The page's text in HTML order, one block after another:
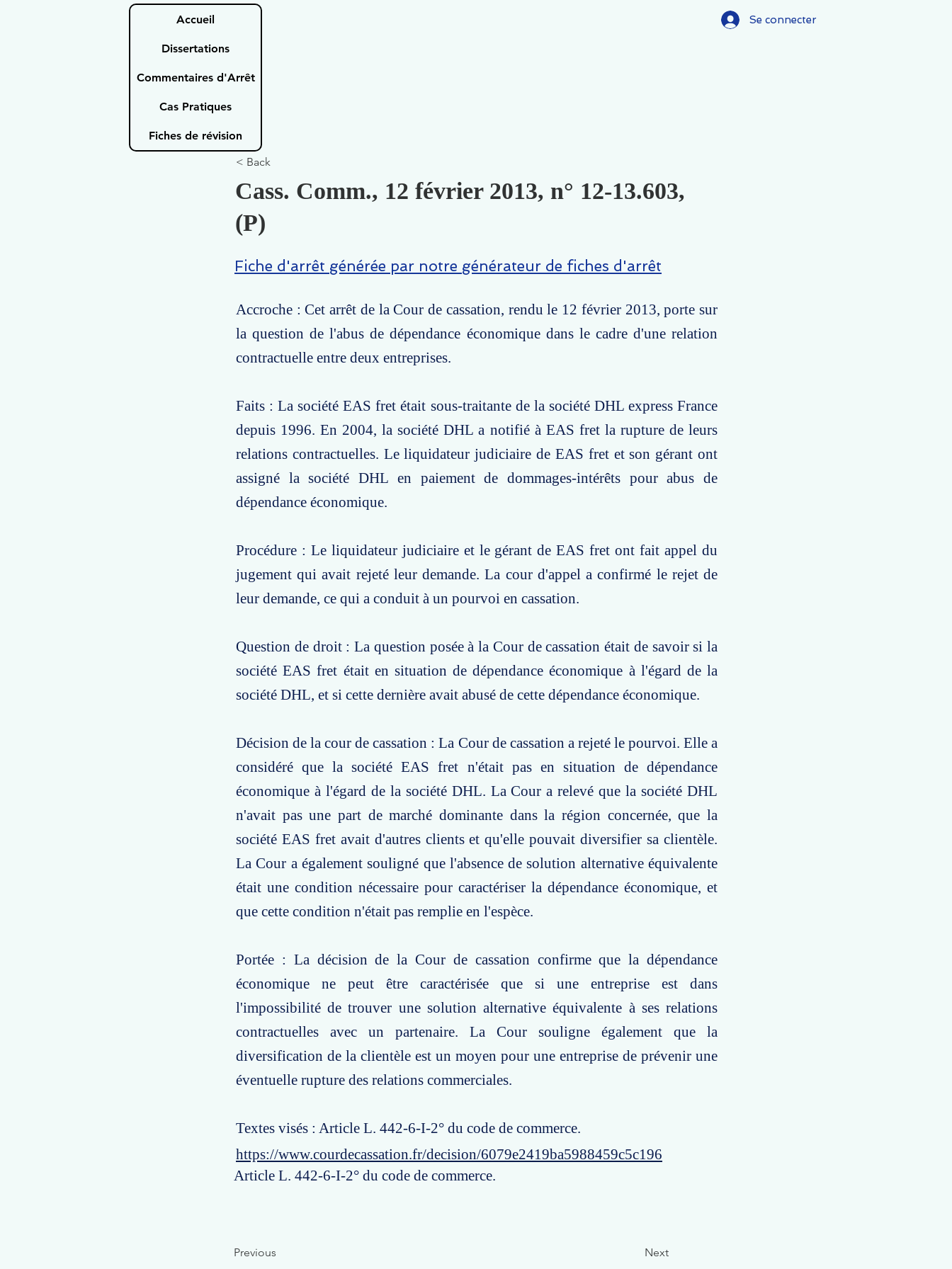
Accueil
Dissertations
Commentaires d'Arrêt
Cas Pratiques
Fiches de révision
Se connecter
< Back
Cass. Comm., 12 février 2013, n° 12-13.603,
(P)
Fiche d'arrêt générée par notre générateur de fiches d'arrêt
Accroche : Cet arrêt de la Cour de cassation, rendu le 12 février 2013, porte sur
la question de l'abus de dépendance économique dans le cadre d'une relation
contractuelle entre deux entreprises.
Faits : La société EAS fret était sous-traitante de la société DHL express France
depuis 1996. En 2004, la société DHL a notifié à EAS fret la rupture de leurs
relations contractuelles. Le liquidateur judiciaire de EAS fret et son gérant ont
assigné la société DHL en paiement de dommages-intérêts pour abus de
dépendance économique.
Procédure : Le liquidateur judiciaire et le gérant de EAS fret ont fait appel du
jugement qui avait rejeté leur demande. La cour d'appel a confirmé le rejet de
leur demande, ce qui a conduit à un pourvoi en cassation.
Question de droit : La question posée à la Cour de cassation était de savoir si la
société EAS fret était en situation de dépendance économique à l'égard de la
société DHL, et si cette dernière avait abusé de cette dépendance économique.
Décision de la cour de cassation : La Cour de cassation a rejeté le pourvoi. Elle a
considéré que la société EAS fret n'était pas en situation de dépendance
économique à l'égard de la société DHL. La Cour a relevé que la société DHL
n'avait pas une part de marché dominante dans la région concernée, que la
société EAS fret avait d'autres clients et qu'elle pouvait diversifier sa clientèle.
La Cour a également souligné que l'absence de solution alternative équivalente
était une condition nécessaire pour caractériser la dépendance économique, et
que cette condition n'était pas remplie en l'espèce.
Portée : La décision de la Cour de cassation confirme que la dépendance
économique ne peut être caractérisée que si une entreprise est dans
l'impossibilité de trouver une solution alternative équivalente à ses relations
contractuelles avec un partenaire. La Cour souligne également que la
diversification de la clientèle est un moyen pour une entreprise de prévenir une
éventuelle rupture des relations commerciales.
Textes visés : Article L. 442-6-I-2° du code de commerce.
https://www.courdecassation.fr/decision/6079e2419ba5988459c5c196
Article L. 442-6-I-2° du code de commerce.
Previous Next